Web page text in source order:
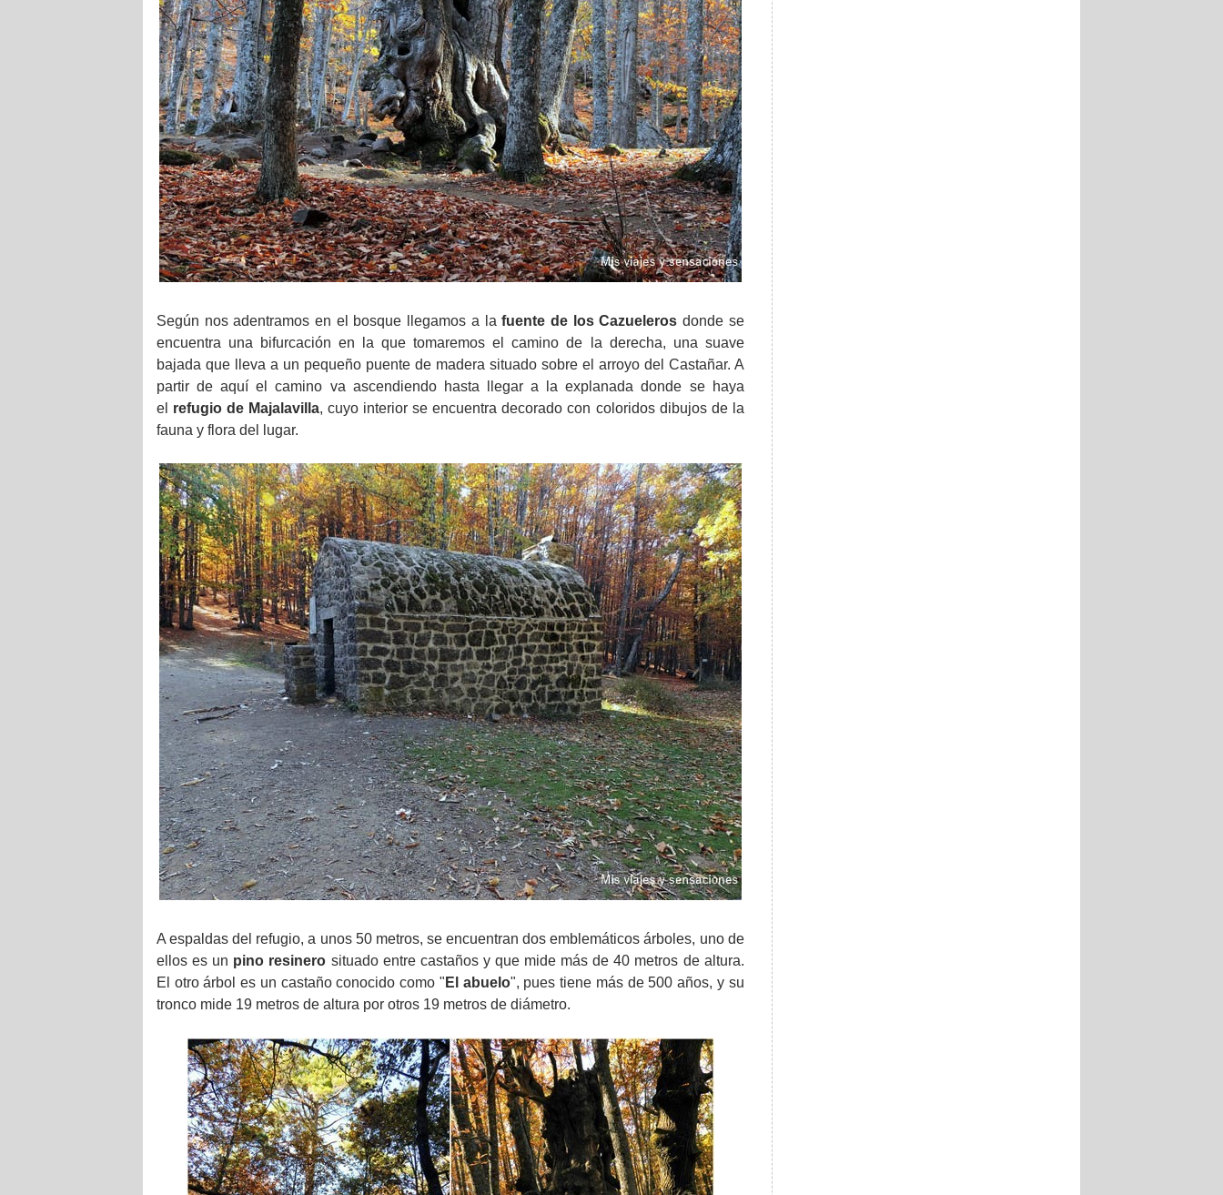
Según nos adentramos en el bosque llegamos a lafuente de los Cazueleros donde se
encuentra una bifurcación en la que tomaremos el camino de la derecha, una suave
bajada que lleva a un pequeño puente de madera situado sobre el arroyo del Castañar. A
partir de aquí el camino va ascendiendo hasta llegar a la explanada donde se haya
el refugio de Majalavilla, cuyo interior se encuentra decorado con coloridos dibujos de la
fauna y flora del lugar.
A espaldas del refugio, a unos 50 metros, se encuentran dos emblemáticos árboles, uno de
ellos es un pino resinero situado entre castaños y que mide más de 40 metros de altura.
El otro árbol es un castaño conocido como " El abuelo", pues tiene más de 500 años, y su
tronco mide 19 metros de altura por otros 19 metros de diámetro.